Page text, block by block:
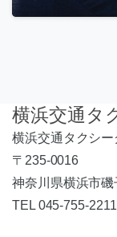
横浜交通タ
横浜交通タクシ
〒235-0016
神奈川県横浜市
TEL 045-755-2211